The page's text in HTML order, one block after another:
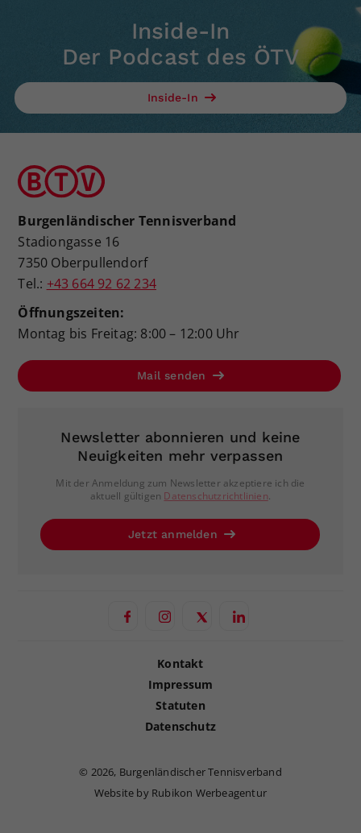
Inside-In
Der Podcast des ÖTV
Inside-In
Burgenländischer Tennisverband
Stadiongasse 16
7350 Oberpullendorf
Tel.: +43 664 92 62 234
Öffnungszeiten:
Montag bis Freitag: 8:00 – 12:00 Uhr
Mail senden
Newsletter abonnieren und keine
Neuigkeiten mehr verpassen
Mit der Anmeldung zum Newsletter akzeptiere ich die
aktuell gültigen Datenschutzrichtlinien.
Jetzt anmelden
Kontakt
Impressum
Statuten
Datenschutz
© 2026, Burgenländischer Tennisverband
Website by Rubikon Werbeagentur